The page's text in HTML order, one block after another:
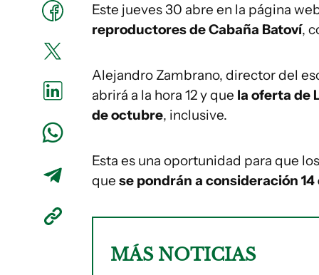
Este jueves 30 abre en la página
reproductores de Cabaña Batoví,
Alejandro Zambrano, director del
abrirá a la hora 12 y que la oferta de
de octubre, inclusive.
Esta es una oportunidad para que
que se pondrán a consideración
MÁS NOTICIAS